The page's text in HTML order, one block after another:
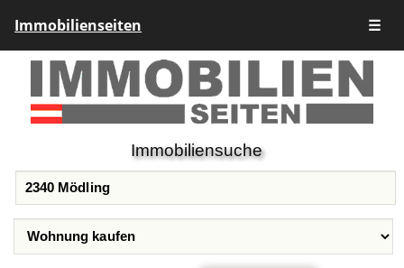
Immobilienseiten ☰
Immobiliensuche